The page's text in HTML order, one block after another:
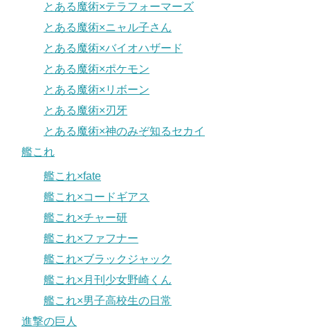
とある魔術×テラフォーマーズ
とある魔術×ニャル子さん
とある魔術×バイオハザード
とある魔術×ポケモン
とある魔術×リボーン
とある魔術×刃牙
とある魔術×神のみぞ知るセカイ
艦これ
艦これ×fate
艦これ×コードギアス
艦これ×チャー研
艦これ×ファフナー
艦これ×ブラックジャック
艦これ×月刊少女野崎くん
艦これ×男子高校生の日常
進撃の巨人